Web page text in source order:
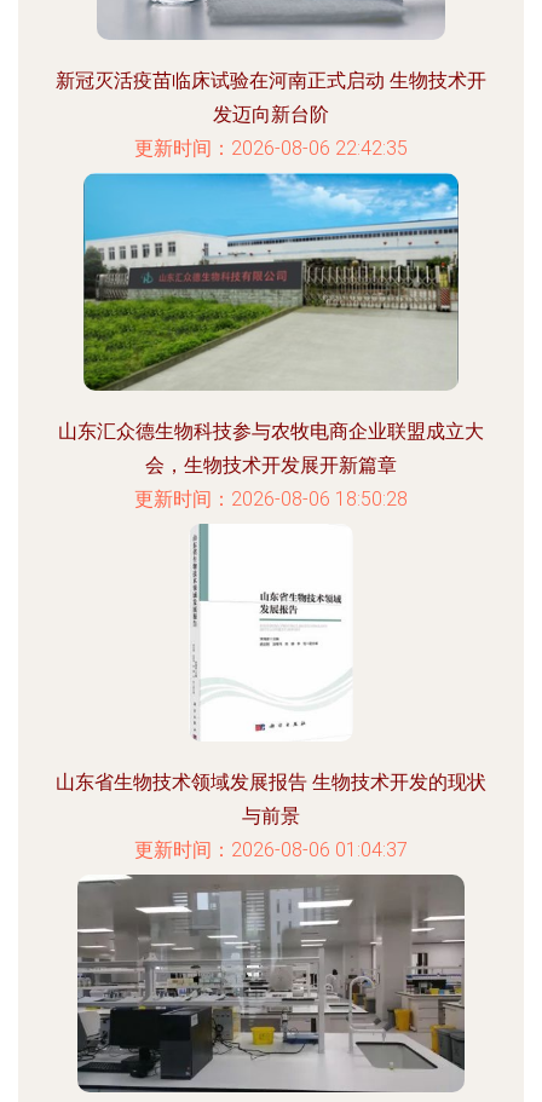
新冠灭活疫苗临床试验在河南正式启动 生物技术开
发迈向新台阶
更新时间：2026-08-06 22:42:35
山东汇众德生物科技参与农牧电商企业联盟成立大
会，生物技术开发展开新篇章
更新时间：2026-08-06 18:50:28
山东省生物技术领域发展报告 生物技术开发的现状
与前景
更新时间：2026-08-06 01:04:37